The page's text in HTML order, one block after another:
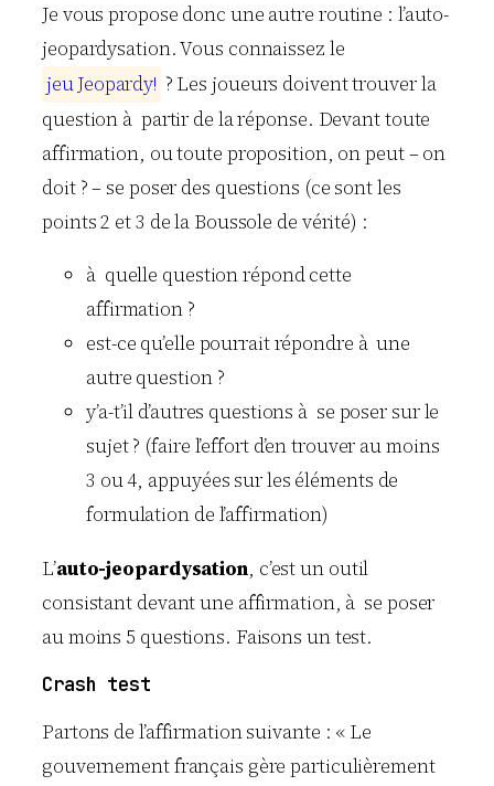
Je vous propose donc une autre routine : l’auto-
jeopardysation. Vous connaissez le
jeuJeopardy! ? Les joueurs doivent trouver la
question à partir de la réponse. Devant toute
affirmation, ou toute proposition, on peut – on
doit ? – se poser des questions (ce sont les
points 2 et 3 de la Boussole de vérité) :
à quelle question répond cette
affirmation ?
est-ce qu’elle pourrait répondre à une
autre question ?
y’a-t’il d’autres questions à se poser sur le
sujet ? (faire l’effort d’en trouver au moins
3 ou 4, appuyées sur les éléments de
formulation de l’affirmation)
L’auto-jeopardysation, c’est un outil
consistant devant une affirmation, à se poser
au moins 5 questions. Faisons un test.
Crash test
Partons de l’affirmation suivante : « Le
gouvernement français gère particulièrement